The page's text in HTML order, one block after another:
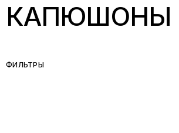
КАПЮШОНЫ
ФИЛЬТРЫ